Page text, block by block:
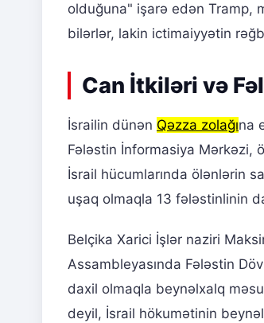
olduğuna" işarə edən Tramp,
bilərlər, lakin ictimaiyyətin
Can İtkiləri və
İsrailin dünən Qəzza zolağına
Fələstin İnformasiya
İsrail hücumlarında ölənlərin
uşaq olmaqla 13 fələstinlinin
Belçika Xarici İşlər naziri
Assambleyasında Fələstin
daxil olmaqla beynəlxalq
deyil, İsrail hökumətinin